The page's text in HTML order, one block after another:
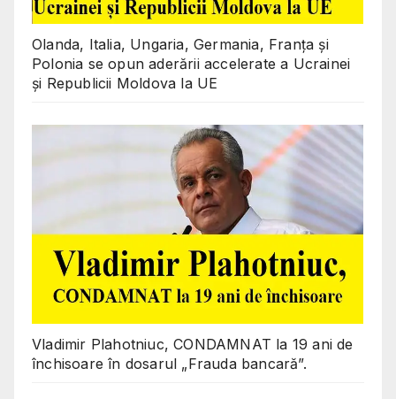
Olanda, Italia, Ungaria, Germania, Franța și
Polonia se opun aderării accelerate a Ucrainei
și Republicii Moldova la UE
Vladimir Plahotniuc, CONDAMNAT la 19 ani de
închisoare în dosarul „Frauda bancară”.